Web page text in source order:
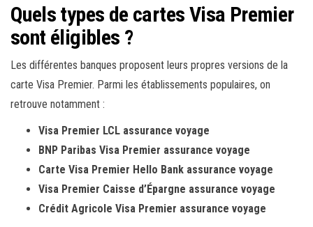
Quels types de cartes Visa Premier
sont éligibles ?
Les différentes banques proposent leurs propres versions de la
carte Visa Premier. Parmi les établissements populaires, on
retrouve notamment :
Visa Premier LCL assurance voyage
BNP Paribas Visa Premier assurance voyage
Carte Visa Premier Hello Bank assurance voyage
Visa Premier Caisse d’Épargne assurance voyage
Crédit Agricole Visa Premier assurance voyage